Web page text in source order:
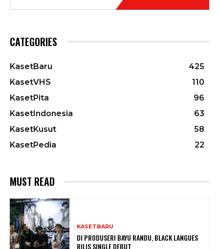
CATEGORIES
KasetBaru
425
KasetVHS
110
KasetPita
96
KasetIndonesia
63
KasetKusut
58
KasetPedia
22
MUST READ
KASETBARU
DI PRODUSERI BAYU RANDU, BLACK LANGUES
RILIS SINGLE DEBUT